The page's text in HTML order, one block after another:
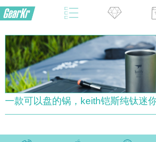
一款可以盘的锅，keith铠斯纯钛迷